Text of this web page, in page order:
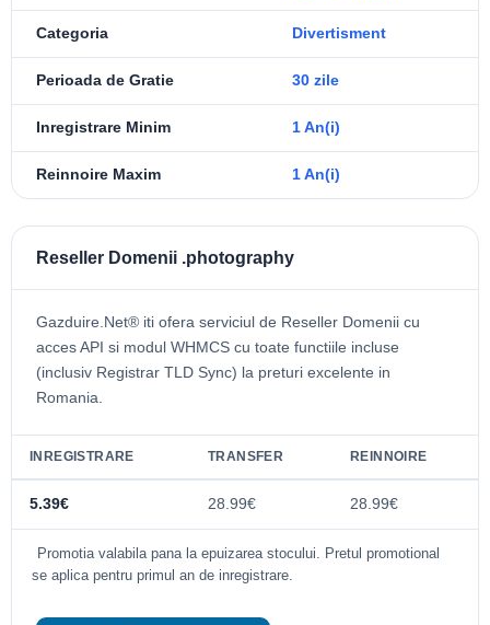
Categoria Divertisment
Perioada de Gratie 30 zile
Inregistrare Minim 1 An(i)
Reinnoire Maxim 1 An(i)
Reseller Domenii .photography
Gazduire.Net® iti ofera serviciul de Reseller Domenii cu
acces API si modul WHMCS cu toate functiile incluse
(inclusiv Registrar TLD Sync) la preturi excelente in
Romania.
INREGISTRARE TRANSFER REINNOIRE
5.39€ 28.99€ 28.99€
Promotia valabila pana la epuizarea stocului. Pretul promotional
se aplica pentru primul an de inregistrare.